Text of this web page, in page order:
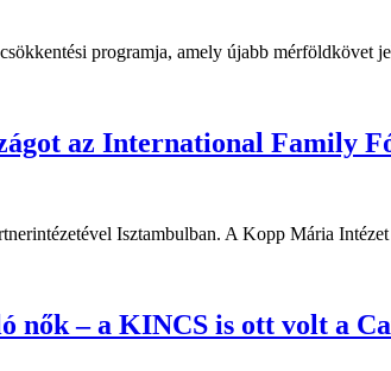
programja, amely újabb
az International Family
Isztambulban. A Kopp Mária
nők – a KINCS is ott volt a